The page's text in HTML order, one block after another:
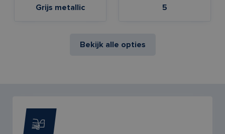
Grijs metallic
5
Bekijk alle opties